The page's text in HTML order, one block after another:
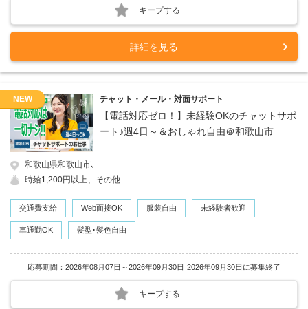
キープする
詳細を見る
NEW チャット・メール・対面サポート
【電話対応ゼロ！】未経験OKのチャットサポ
ート♪週4日～＆おしゃれ自由＠和歌山市
和歌山県和歌山市､
時給1,200円以上、その他
交通費支給 Web面接OK 服装自由 未経験者歓迎
車通勤OK 髪型･髪色自由
応募期間：2026年08月07日～2026年09月30日 2026年09月30日に募集終了
キープする